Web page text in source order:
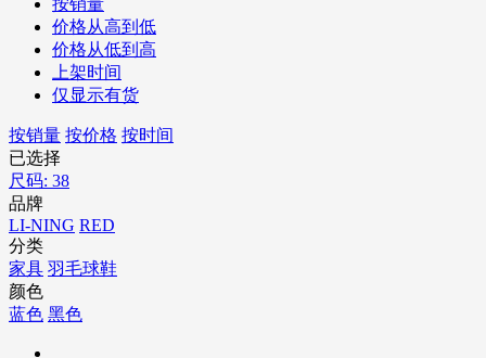
按销量
价格从高到低
价格从低到高
上架时间
仅显示有货
按销量 按价格 按时间
已选择
尺码: 38
品牌
LI-NING RED
分类
家具 羽毛球鞋
颜色
蓝色 黑色